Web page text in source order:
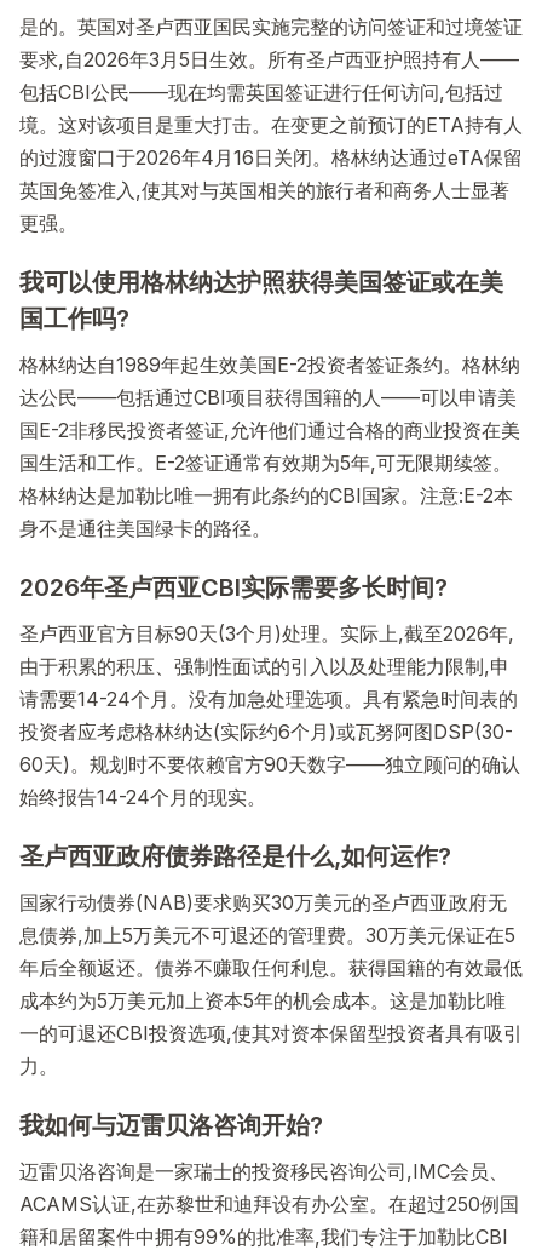
是的。英国对圣卢西亚国民实施完整的访问签证和过境签证
要求,自2026年3月5日生效。所有圣卢西亚护照持有人——
包括CBI公民——现在均需英国签证进行任何访问,包括过
境。这对该项目是重大打击。在变更之前预订的ETA持有人
的过渡窗口于2026年4月16日关闭。格林纳达通过eTA保留
英国免签准入,使其对与英国相关的旅行者和商务人士显著
更强。
我可以使用格林纳达护照获得美国签证或在美
国工作吗?
格林纳达自1989年起生效美国E-2投资者签证条约。格林纳
达公民——包括通过CBI项目获得国籍的人——可以申请美
国E-2非移民投资者签证,允许他们通过合格的商业投资在美
国生活和工作。E-2签证通常有效期为5年,可无限期续签。
格林纳达是加勒比唯一拥有此条约的CBI国家。注意:E-2本
身不是通往美国绿卡的路径。
2026年圣卢西亚CBI实际需要多长时间?
圣卢西亚官方目标90天(3个月)处理。实际上,截至2026年,
由于积累的积压、强制性面试的引入以及处理能力限制,申
请需要14-24个月。没有加急处理选项。具有紧急时间表的
投资者应考虑格林纳达(实际约6个月)或瓦努阿图DSP(30-
60天)。规划时不要依赖官方90天数字——独立顾问的确认
始终报告14-24个月的现实。
圣卢西亚政府债券路径是什么,如何运作?
国家行动债券(NAB)要求购买30万美元的圣卢西亚政府无
息债券,加上5万美元不可退还的管理费。30万美元保证在5
年后全额返还。债券不赚取任何利息。获得国籍的有效最低
成本约为5万美元加上资本5年的机会成本。这是加勒比唯
一的可退还CBI投资选项,使其对资本保留型投资者具有吸引
力。
我如何与迈雷贝洛咨询开始?
迈雷贝洛咨询是一家瑞士的投资移民咨询公司,IMC会员、
ACAMS认证,在苏黎世和迪拜设有办公室。在超过250例国
籍和居留案件中拥有99%的批准率,我们专注于加勒比CBI